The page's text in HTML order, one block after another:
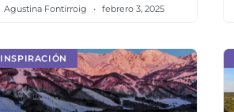
Agustina Fontirroig febrero 3, 2025
INSPIRACIÓN